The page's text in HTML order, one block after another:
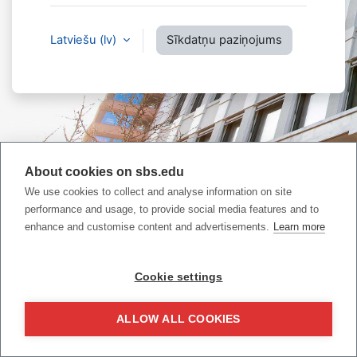
Latviešu ‎(lv)‎ Sīkdatņu paziņojums
DarbinaMoodle
About cookies on sbs.edu
We use cookies to collect and analyse information on site
performance and usage, to provide social media features and to
enhance and customise content and advertisements. Learn more
Cookie settings
ALLOW ALL COOKIES